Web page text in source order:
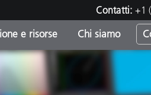
Contatti: +1
e risorse Chi siamo